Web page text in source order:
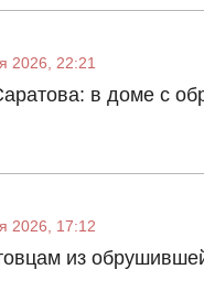
2026, 22:21
в доме с
2026, 17:12
из